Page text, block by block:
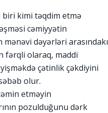
kimi təqdim etmə
cəmiyyətin
dəyərləri arasındakı
fərqli olaraq, maddi
çətinlik çəkdiyini
olur.
etməyin
pozulduğunu dərk